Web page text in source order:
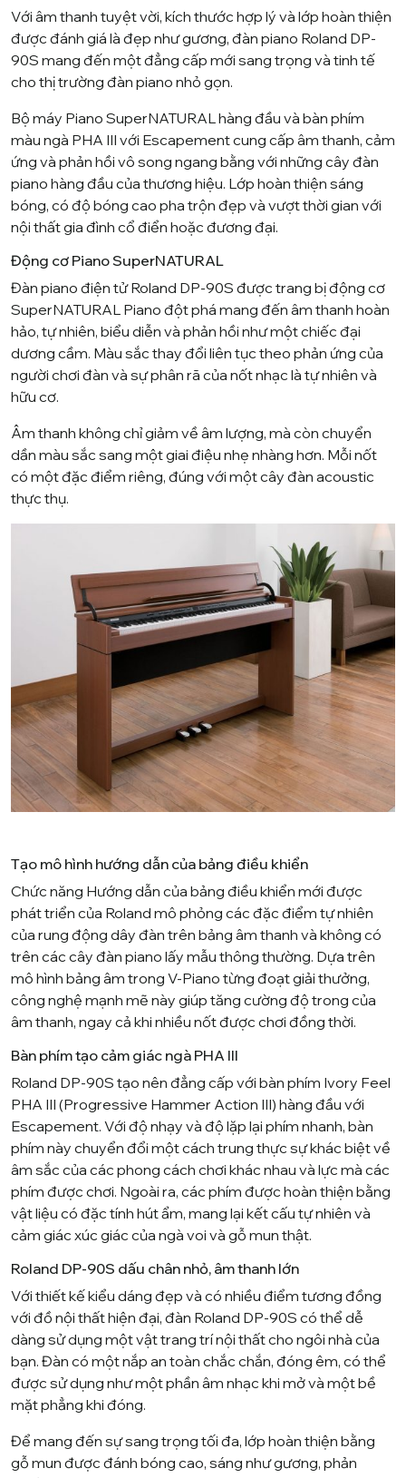
Với âm thanh tuyệt vời, kích thước hợp lý và lớp hoàn thiện
được đánh giá là đẹp như gương, đàn piano Roland DP-
90S mang đến một đẳng cấp mới sang trọng và tinh tế
cho thị trường đàn piano nhỏ gọn.
Bộ máy Piano SuperNATURAL hàng đầu và bàn phím
màu ngà PHA III với Escapement cung cấp âm thanh, cảm
ứng và phản hồi vô song ngang bằng với những cây đàn
piano hàng đầu của thương hiệu. Lớp hoàn thiện sáng
bóng, có độ bóng cao pha trộn đẹp và vượt thời gian với
nội thất gia đình cổ điển hoặc đương đại.
Động cơ Piano SuperNATURAL
Đàn piano điện tử Roland DP-90S được trang bị động cơ
SuperNATURAL Piano đột phá mang đến âm thanh hoàn
hảo, tự nhiên, biểu diễn và phản hồi như một chiếc đại
dương cầm. Màu sắc thay đổi liên tục theo phản ứng của
người chơi đàn và sự phân rã của nốt nhạc là tự nhiên và
hữu cơ.
Âm thanh không chỉ giảm về âm lượng, mà còn chuyển
dần màu sắc sang một giai điệu nhẹ nhàng hơn. Mỗi nốt
có một đặc điểm riêng, đúng với một cây đàn acoustic
thực thụ.
Tạo mô hình hướng dẫn của bảng điều khiển
Chức năng Hướng dẫn của bảng điều khiển mới được
phát triển của Roland mô phỏng các đặc điểm tự nhiên
của rung động dây đàn trên bảng âm thanh và không có
trên các cây đàn piano lấy mẫu thông thường. Dựa trên
mô hình bảng âm trong V-Piano từng đoạt giải thưởng,
công nghệ mạnh mẽ này giúp tăng cường độ trong của
âm thanh, ngay cả khi nhiều nốt được chơi đồng thời.
Bàn phím tạo cảm giác ngà PHA III
Roland DP-90S tạo nên đẳng cấp với bàn phím Ivory Feel
PHA III (Progressive Hammer Action III) hàng đầu với
Escapement. Với độ nhạy và độ lặp lại phím nhanh, bàn
phím này chuyển đổi một cách trung thực sự khác biệt về
âm sắc của các phong cách chơi khác nhau và lực mà các
phím được chơi. Ngoài ra, các phím được hoàn thiện bằng
vật liệu có đặc tính hút ẩm, mang lại kết cấu tự nhiên và
cảm giác xúc giác của ngà voi và gỗ mun thật.
Roland DP-90S dấu chân nhỏ, âm thanh lớn
Với thiết kế kiểu dáng đẹp và có nhiều điểm tương đồng
với đồ nội thất hiện đại, đàn Roland DP-90S có thể dễ
dàng sử dụng một vật trang trí nội thất cho ngôi nhà của
bạn. Đàn có một nắp an toàn chắc chắn, đóng êm, có thể
được sử dụng như một phần âm nhạc khi mở và một bề
mặt phẳng khi đóng.
Để mang đến sự sang trọng tối đa, lớp hoàn thiện bằng
gỗ mun được đánh bóng cao, sáng như gương, phản